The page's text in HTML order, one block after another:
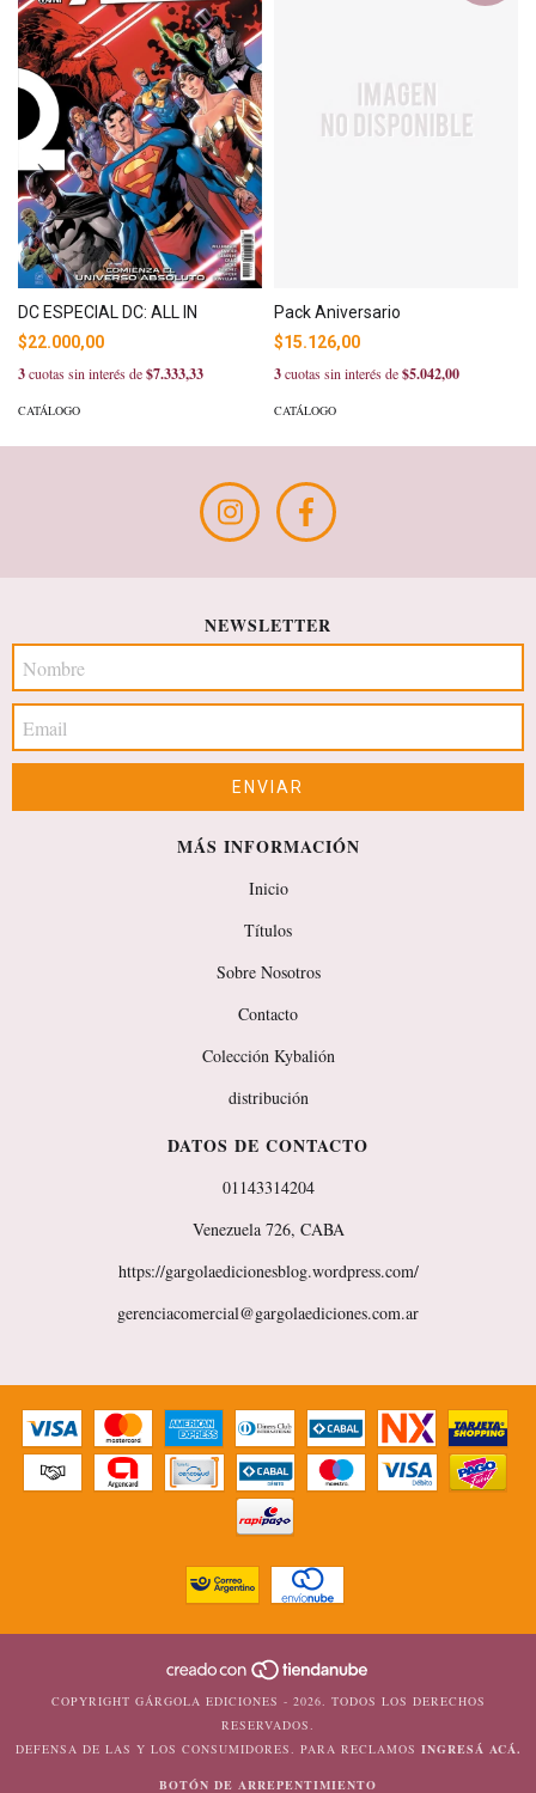
DC ESPECIAL DC: ALL IN
$22.000,00
3cuotas sin interés de$7.333,33
CATÁLOGO
Pack Aniversario
$15.126,00
3cuotas sin interés de$5.042,00
CATÁLOGO
NEWSLETTER
MÁS INFORMACIÓN
Inicio
Títulos
Sobre Nosotros
Contacto
Colección Kybalión
distribución
DATOS DE CONTACTO
01143314204
Venezuela 726, CABA
https://gargolaedicionesblog.wordpress.com/
gerenciacomercial@gargolaediciones.com.ar
COPYRIGHT GÁRGOLA EDICIONES - 2026. TODOS LOS DERECHOS
RESERVADOS.
DEFENSA DE LAS Y LOS CONSUMIDORES. PARA RECLAMOS INGRESÁ ACÁ.
BOTÓN DE ARREPENTIMIENTO